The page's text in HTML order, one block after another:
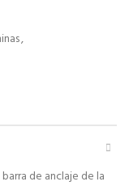
,
de anclaje de la